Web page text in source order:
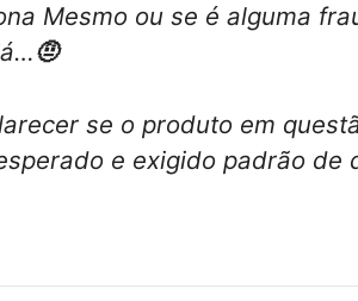
Mesmo ou se é alguma
🤨
se o produto em
e exigido padrão de